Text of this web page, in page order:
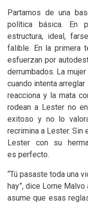
Partamos de una
política básica. En
estructura, ideal,
falible. En la primera
esfuerzan por
derrumbados. La
cuando intenta
reacciona y la mata
rodean a Lester no
exitoso y no lo
recrimina a Lester. Sin
Lester con su
es perfecto.
“Tú pasaste toda una
hay”, dice Lorne
asume que esas